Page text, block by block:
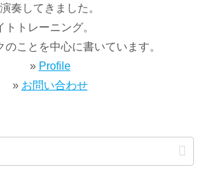
演奏してきました。
トレーニング。
ことを中心に書いています。
» Profile
» お問い合わせ